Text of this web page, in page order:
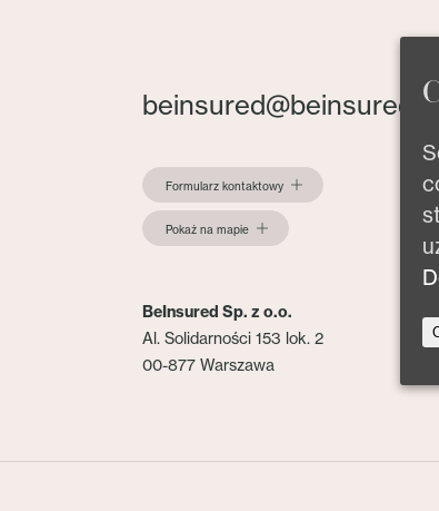
beinsured@beinsured.pl
Formularz kontaktowy
Pokaż na mapie
BeInsured Sp. z o.o.
Al. Solidarności 153 lok. 2
00-877 Warszawa